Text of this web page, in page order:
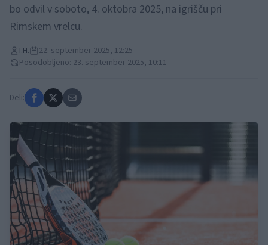
bo odvil v soboto, 4. oktobra 2025, na igrišču pri
Rimskem vrelcu.
I.H.
22. september 2025, 12:25
Posodobljeno: 23. september 2025, 10:11
Deli: